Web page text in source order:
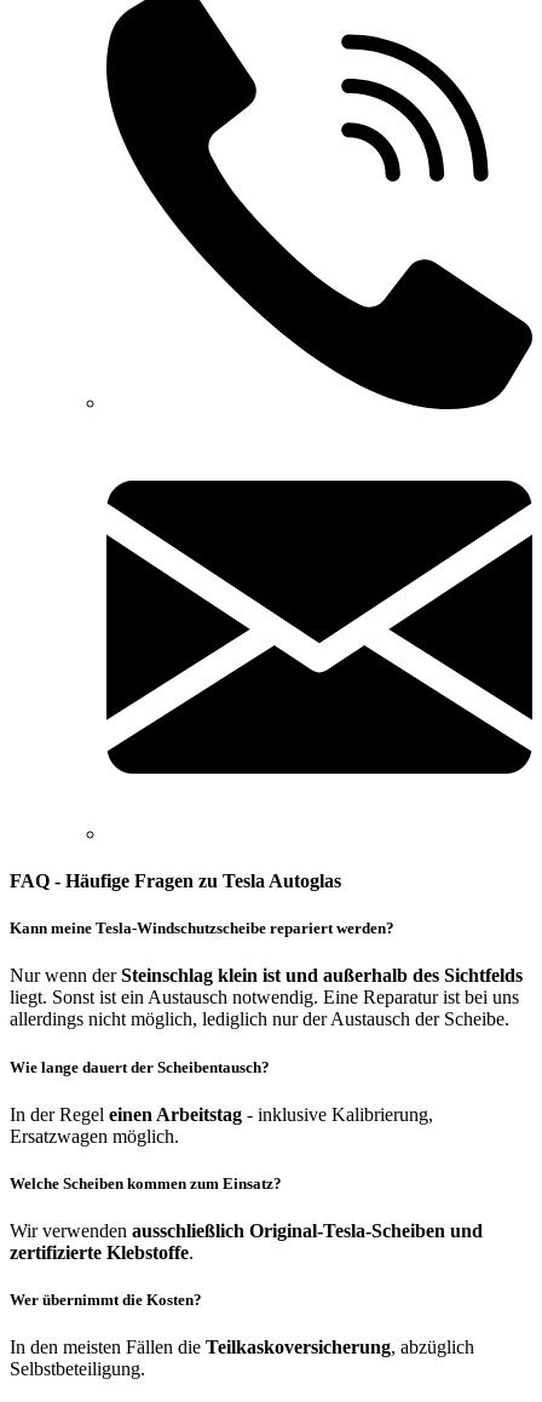
FAQ - Häufige Fragen zu Tesla Autoglas
Kann meine Tesla-Windschutzscheibe repariert werden?
Nur wenn derSteinschlag klein ist und außerhalb des Sichtfelds
liegt. Sonst ist ein Austausch notwendig. Eine Reparatur ist bei uns
allerdings nicht möglich, lediglich nur der Austausch der Scheibe.
Wie lange dauert der Scheibentausch?
In der Regel einen Arbeitstag - inklusive Kalibrierung,
Ersatzwagen möglich.
Welche Scheiben kommen zum Einsatz?
Wir verwenden ausschließlich Original-Tesla-Scheiben und
zertifizierte Klebstoffe.
Wer übernimmt die Kosten?
In den meisten Fällen die Teilkaskoversicherung, abzüglich
Selbstbeteiligung.